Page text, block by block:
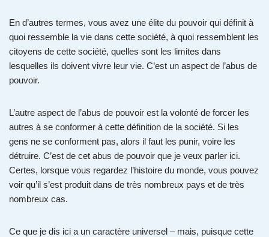
En d’autres termes, vous avez une élite du pouvoir qui définit à
quoi ressemble la vie dans cette société, à quoi ressemblent les
citoyens de cette société, quelles sont les limites dans
lesquelles ils doivent vivre leur vie. C’est un aspect de l’abus de
pouvoir.
L’autre aspect de l’abus de pouvoir est la volonté de forcer les
autres à se conformer à cette définition de la société. Si les
gens ne se conforment pas, alors il faut les punir, voire les
détruire. C’est de cet abus de pouvoir que je veux parler ici.
Certes, lorsque vous regardez l’histoire du monde, vous pouvez
voir qu’il s’est produit dans de très nombreux pays et de très
nombreux cas.
Ce que je dis ici a un caractère universel – mais, puisque cette